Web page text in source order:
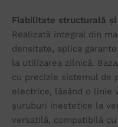
Fiabilitate structurală
Realizată integral din
densitate, aplica
la utilizarea zilnică.
cu precizie sistemul de
electrice, lăsând o linie
șuruburi inestetice la
versatilă, compatibilă